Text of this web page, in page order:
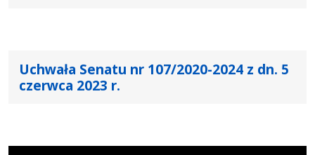
Uchwała Senatu nr 107/2020-2024 z dn. 5
czerwca 2023 r.